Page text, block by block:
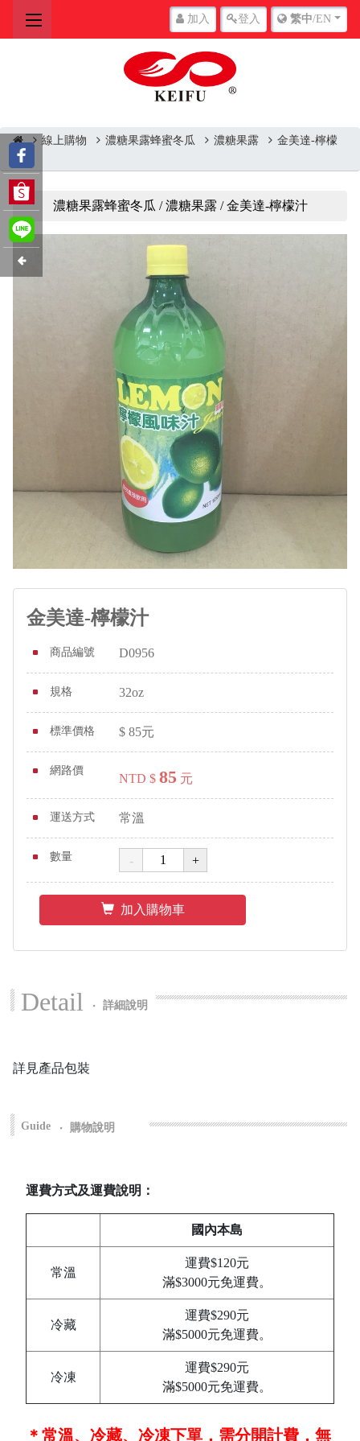
加入 登入 繁中/EN
線上購物 濃糖果露蜂蜜冬瓜 濃糖果露
金美達-檸檬
汁
濃糖果露蜂蜜冬瓜 / 濃糖果露 / 金美達-檸檬汁
金美達-檸檬汁
商品編號 D0956
規格 32oz
標準價格 $ 85元
網路價
NTD $ 85 元
運送方式 常溫
數量
加入購物車
Detail ‧ 詳細說明
詳見產品包裝
Guide ‧ 購物說明
運費方式及運費說明：
國內本島
常溫
運費$120元
滿$3000元免運費。
冷藏
運費$290元
滿$5000元免運費。
冷凍
運費$290元
滿$5000元免運費。
＊常溫、冷藏、冷凍下單，需分開計費，無